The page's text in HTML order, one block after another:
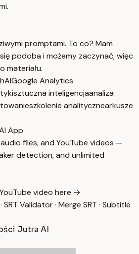
promptami. To co? Mam
podoba i możemy zaczynać, więc
materiału.
AIGoogle Analytics
sztuczna inteligencjaanaliza
szkolenie analitycznearkusze
App
files, and YouTube videos —
detection, and unlimited
video here →
· SRT Validator· Merge SRT · Subtitle
Jutra AI